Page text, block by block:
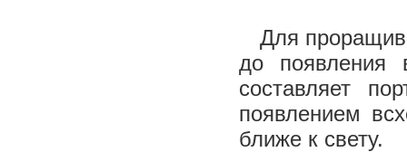
Для
до появления
составляет
появлением
ближе к свету.